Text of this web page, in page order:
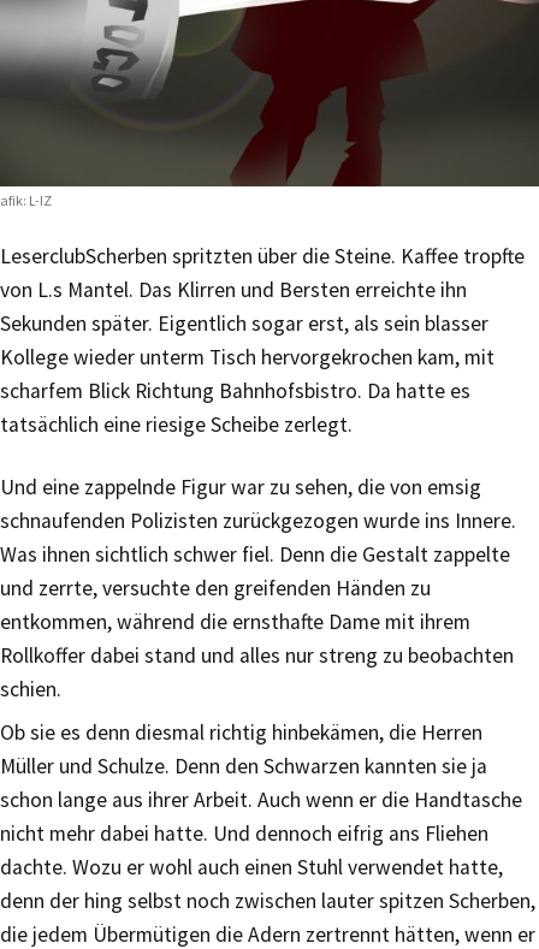
L-IZ
LeserclubScherben spritzten über die Steine. Kaffee tropfte
von L.s Mantel. Das Klirren und Bersten erreichte ihn
Sekunden später. Eigentlich sogar erst, als sein blasser
Kollege wieder unterm Tisch hervorgekrochen kam, mit
scharfem Blick Richtung Bahnhofsbistro. Da hatte es
tatsächlich eine riesige Scheibe zerlegt.
Und eine zappelnde Figur war zu sehen, die von emsig
schnaufenden Polizisten zurückgezogen wurde ins Innere.
Was ihnen sichtlich schwer fiel. Denn die Gestalt zappelte
und zerrte, versuchte den greifenden Händen zu
entkommen, während die ernsthafte Dame mit ihrem
Rollkoffer dabei stand und alles nur streng zu beobachten
schien.
Ob sie es denn diesmal richtig hinbekämen, die Herren
Müller und Schulze. Denn den Schwarzen kannten sie ja
schon lange aus ihrer Arbeit. Auch wenn er die Handtasche
nicht mehr dabei hatte. Und dennoch eifrig ans Fliehen
dachte. Wozu er wohl auch einen Stuhl verwendet hatte,
denn der hing selbst noch zwischen lauter spitzen Scherben,
die jedem Übermütigen die Adern zertrennt hätten, wenn er